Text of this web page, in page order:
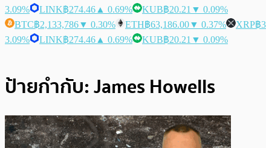
3.09%
LINK฿274.46 ▲ 0.69% KUB฿20.21 ▼ 0.09%
BTC฿2,133,786▼ 0.30% ETH฿63,186.00▼ 0.37% XRP฿
3.09%
LINK฿274.46 ▲ 0.69% KUB฿20.21 ▼ 0.09%
ป้ายกำกับ:James Howells